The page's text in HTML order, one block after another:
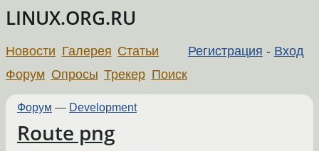
LINUX.ORG.RU
Регистрация - Вход
Новости Галерея Статьи
Форум Опросы Трекер Поиск
Форум — Development
Route png